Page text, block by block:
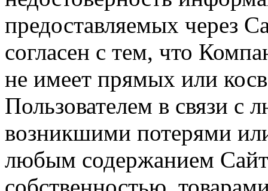
предоставляемых через
согласен с тем, что
не имеет прямых или
Пользователем в связи
возникшими потерями
любым содержанием